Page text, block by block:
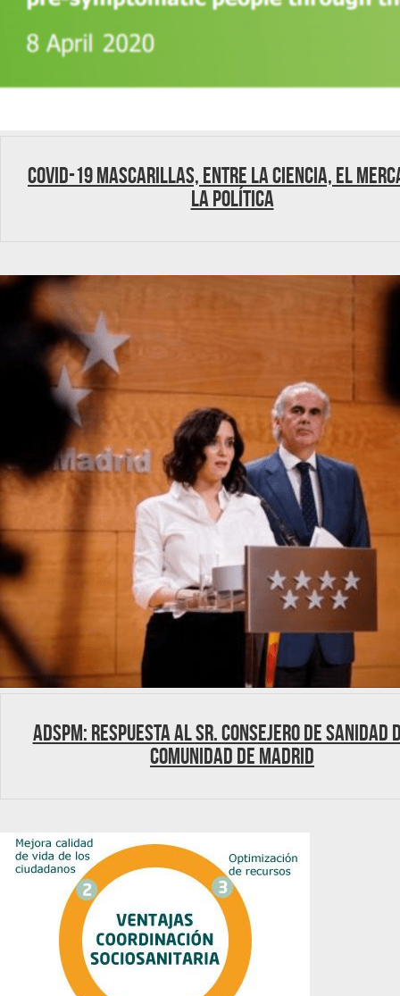
Covid-19 Mascarillas, entre la ciencia, el
la política
ADSPM: Respuesta al Sr. Consejero de Sanidad
Comunidad de Madrid